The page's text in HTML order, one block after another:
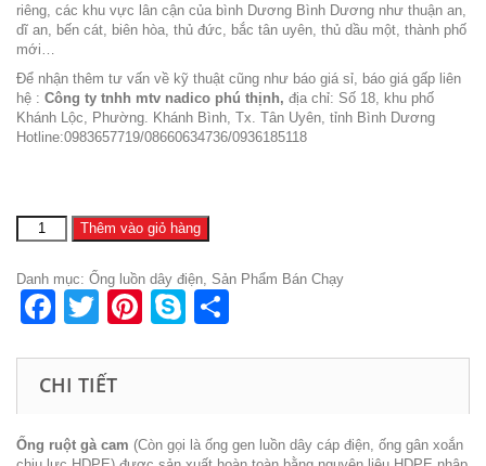
riêng, các khu vực lân cận của bình Dương Bình Dương như thuận an,
dĩ an, bến cát, biên hòa, thủ đức, bắc tân uyên, thủ dầu một, thành phố
mới…
Để nhận thêm tư vấn về kỹ thuật cũng như báo giá sỉ, báo giá gấp liên
hệ : Công ty tnhh mtv nadico phú thịnh, địa chỉ: Số 18, khu phố
Khánh Lộc, Phường. Khánh Bình, Tx. Tân Uyên, tỉnh Bình Dương
Hotline:0983657719/08660634736/0936185118
ống
luồn
HPDE
màu
cam
lượng
Thêm vào giỏ hàng
Danh mục: Ống luồn dây điện Sản Phẩm Bán Chạy
Facebook
Twitter
Pinterest
Skype
CHI TIẾT
Ống ruột gà cam (Còn gọi là ống gen luồn dây cáp điện, ống gân xoắn